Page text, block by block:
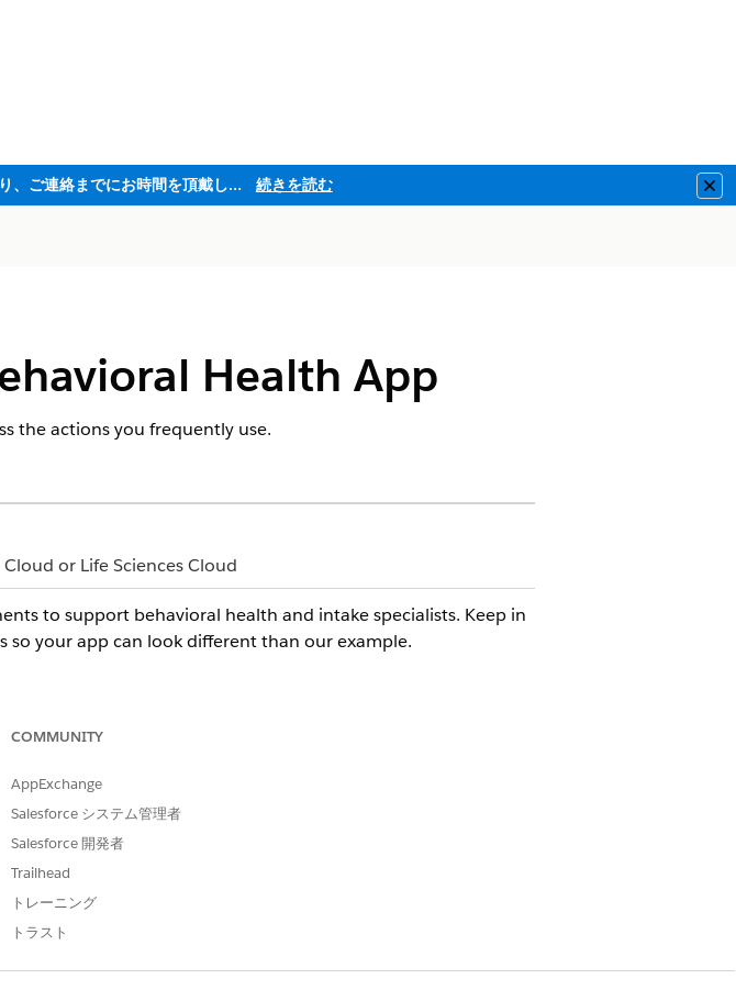
ただいま大変多くのお問い合わせをいただいており、ご連絡までにお時間を頂戴しております 続きを読む
Health App
the actions you frequently use.
or Life Sciences Cloud
to support behavioral health and intake specialists. Keep in
your app can look different than our example.
Launcher (1). Click an action or find and select one.
require your attention (2).
COMMUNITY
AppExchange
Salesforce システム管理者
Salesforce 開発者
Trailhead
トレーニング
トラスト